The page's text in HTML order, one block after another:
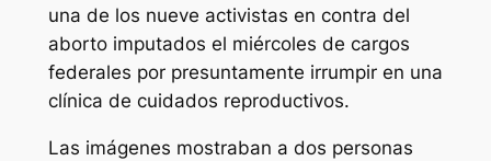
una de los nueve activistas en contra del
aborto imputados el miércoles de cargos
federales por presuntamente irrumpir en una
clínica de cuidados reproductivos.
Las imágenes mostraban a dos personas